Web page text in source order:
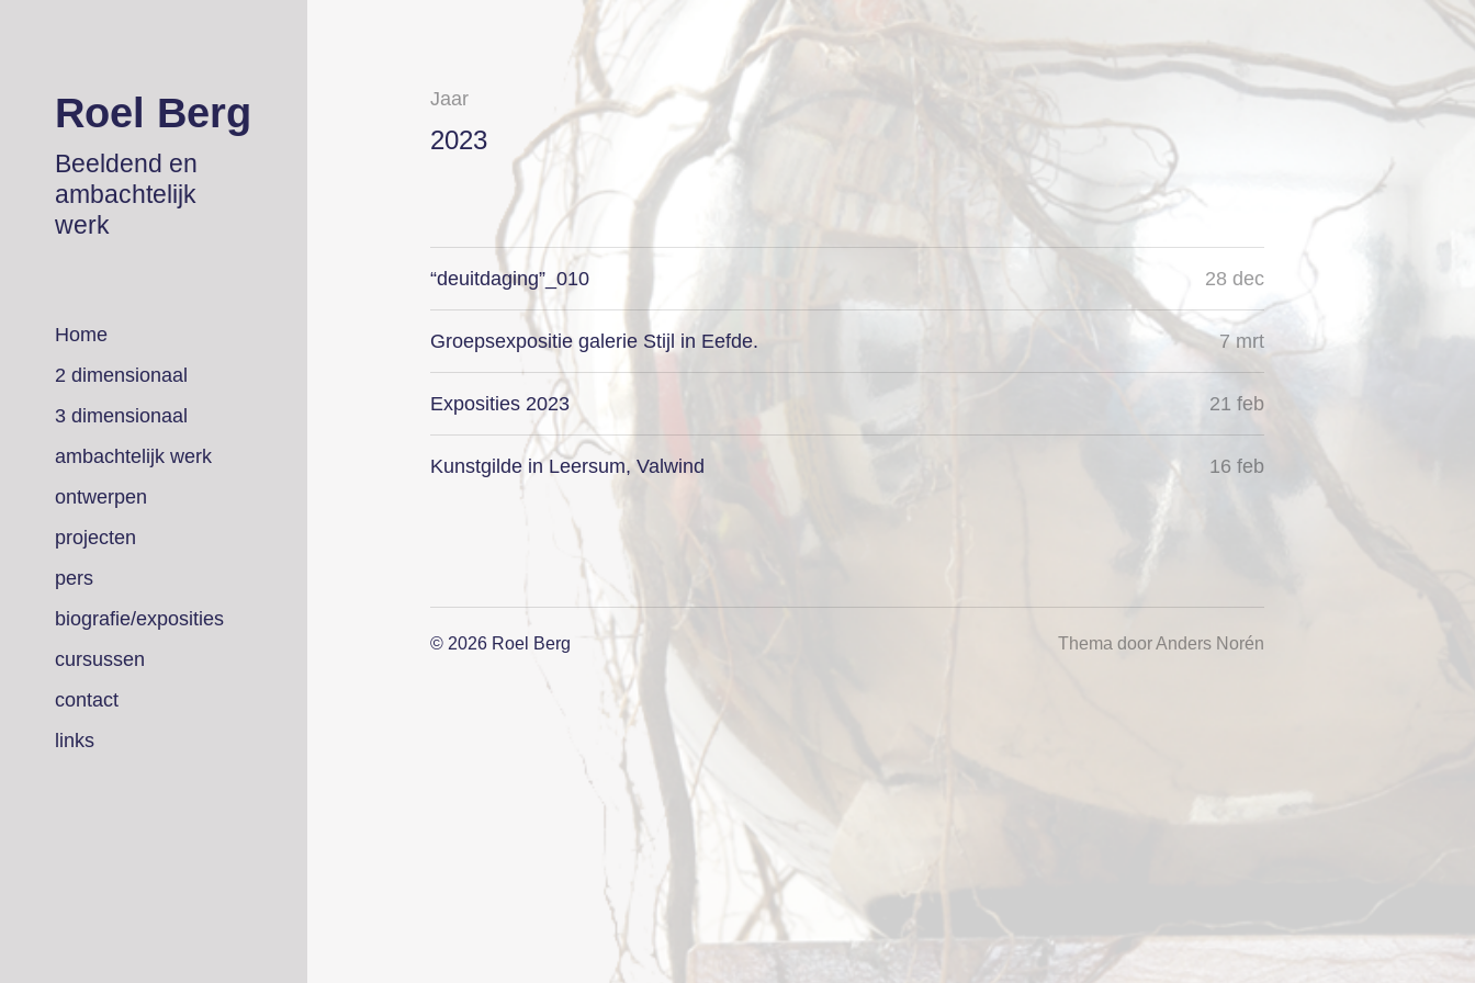
Roel Berg
Beeldend en
ambachtelijk
werk
Home
2 dimensionaal
3 dimensionaal
ambachtelijk werk
ontwerpen
projecten
pers
biografie/exposities
cursussen
contact
links
Jaar
2023
“deuitdaging”_010 28 dec
Groepsexpositie galerie Stijl in Eefde. 7 mrt
Exposities 2023 21 feb
Kunstgilde in Leersum, Valwind 16 feb
© 2026 Roel Berg Thema doorAnders Norén